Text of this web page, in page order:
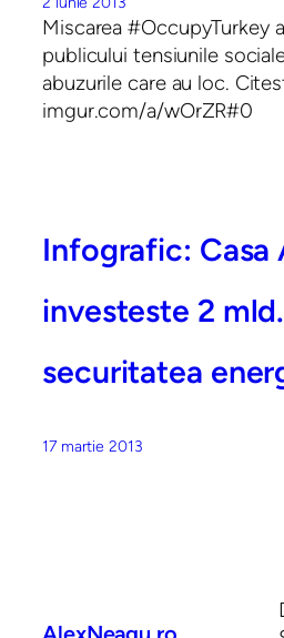
Miscarea #OccupyTurkey
publicului tensiunile
abuzurile care au loc.
imgur.com/a/wOrZR#0
Infografic: Casa
investeste 2
securitatea
17 martie 2013